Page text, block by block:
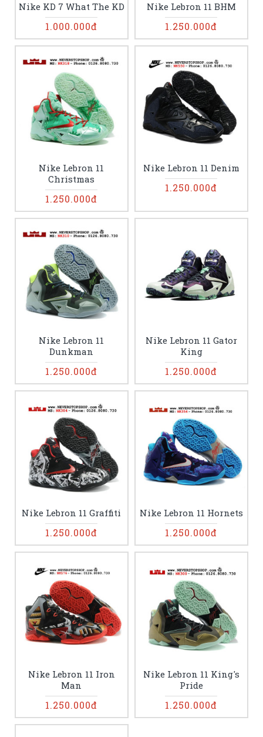
Nike KD 7 What The KD
1.000.000đ
Nike Lebron 11 BHM
1.250.000đ
Nike Lebron 11
Christmas
1.250.000đ
Nike Lebron 11 Denim
1.250.000đ
Nike Lebron 11
Dunkman
1.250.000đ
Nike Lebron 11 Gator
King
1.250.000đ
Nike Lebron 11 Graffiti
1.250.000đ
Nike Lebron 11 Hornets
1.250.000đ
Nike Lebron 11 Iron
Man
1.250.000đ
Nike Lebron 11 King's
Pride
1.250.000đ